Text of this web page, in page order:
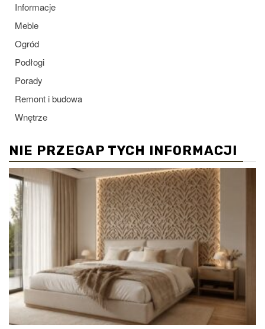
Informacje
Meble
Ogród
Podłogi
Porady
Remont i budowa
Wnętrze
NIE PRZEGAP TYCH INFORMACJI